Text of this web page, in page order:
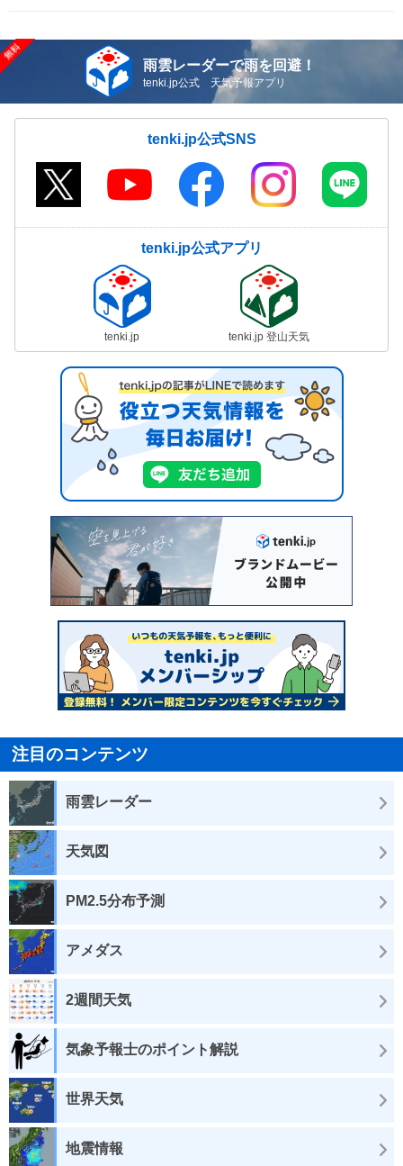
雨雲レーダーで雨を回避！
tenki.jp公式 天気予報アプリ
tenki.jp公式SNS
tenki.jp公式アプリ
tenki.jp tenki.jp 登山天気
注目のコンテンツ
雨雲レーダー
天気図
PM2.5分布予測
アメダス
2週間天気
気象予報士のポイント解説
世界天気
地震情報